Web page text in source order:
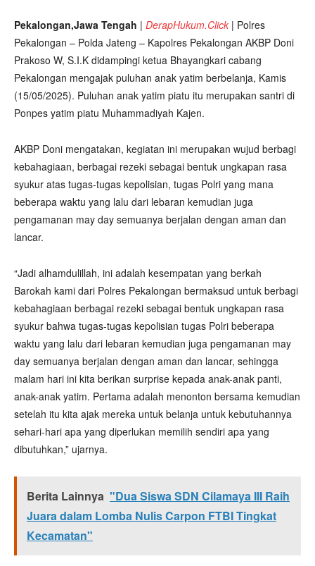
Pekalongan,Jawa Tengah | DerapHukum.Click | Polres
Pekalongan – Polda Jateng – Kapolres Pekalongan AKBP Doni
Prakoso W, S.I.K didampingi ketua Bhayangkari cabang
Pekalongan mengajak puluhan anak yatim berbelanja, Kamis
(15/05/2025). Puluhan anak yatim piatu itu merupakan santri di
Ponpes yatim piatu Muhammadiyah Kajen.
AKBP Doni mengatakan, kegiatan ini merupakan wujud berbagi
kebahagiaan, berbagai rezeki sebagai bentuk ungkapan rasa
syukur atas tugas-tugas kepolisian, tugas Polri yang mana
beberapa waktu yang lalu dari lebaran kemudian juga
pengamanan may day semuanya berjalan dengan aman dan
lancar.
“Jadi alhamdulillah, ini adalah kesempatan yang berkah
Barokah kami dari Polres Pekalongan bermaksud untuk berbagi
kebahagiaan berbagai rezeki sebagai bentuk ungkapan rasa
syukur bahwa tugas-tugas kepolisian tugas Polri beberapa
waktu yang lalu dari lebaran kemudian juga pengamanan may
day semuanya berjalan dengan aman dan lancar, sehingga
malam hari ini kita berikan surprise kepada anak-anak panti,
anak-anak yatim. Pertama adalah menonton bersama kemudian
setelah itu kita ajak mereka untuk belanja untuk kebutuhannya
sehari-hari apa yang diperlukan memilih sendiri apa yang
dibutuhkan,” ujarnya.
Berita Lainnya "Dua Siswa SDN Cilamaya III Raih
Juara dalam Lomba Nulis Carpon FTBI Tingkat
Kecamatan"